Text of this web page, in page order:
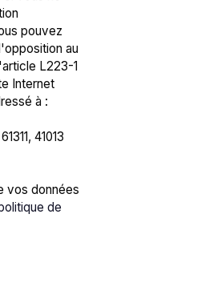
pouvez
au
L223-1
Internet
à :
41013
vos données
de